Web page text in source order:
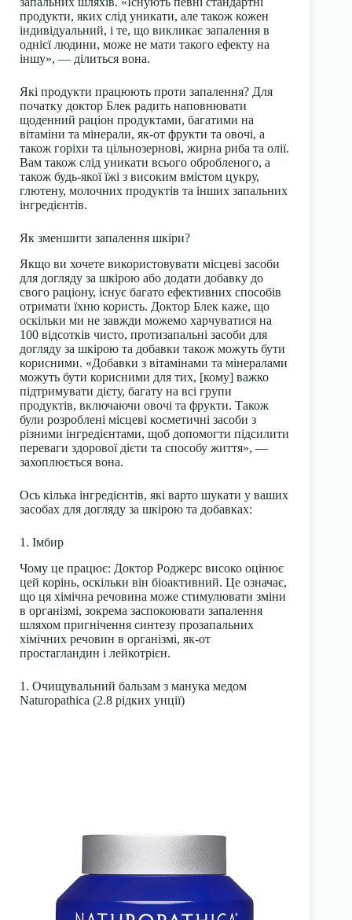
продукти, яких слід уникати, але також кожен
індивідуальний, і те, що викликає запалення в
однієї людини, може не мати такого ефекту на
іншу», — ділиться вона.
Які продукти працюють проти запалення? Для
початку доктор Блек радить наповнювати
щоденний раціон продуктами, багатими на
вітаміни та мінерали, як-от фрукти та овочі, а
також горіхи та цільнозернові, жирна риба та олії.
Вам також слід уникати всього обробленого, а
також будь-якої їжі з високим вмістом цукру,
глютену, молочних продуктів та інших запальних
інгредієнтів.
Як зменшити запалення шкіри?
Якщо ви хочете використовувати місцеві засоби
для догляду за шкірою або додати добавку до
свого раціону, існує багато ефективних способів
отримати їхню користь. Доктор Блек каже, що
оскільки ми не завжди можемо харчуватися на
100 відсотків чисто, протизапальні засоби для
догляду за шкірою та добавки також можуть бути
корисними. «Добавки з вітамінами та мінералами
можуть бути корисними для тих, [кому] важко
підтримувати дієту, багату на всі групи
продуктів, включаючи овочі та фрукти. Також
були розроблені місцеві косметичні засоби з
різними інгредієнтами, щоб допомогти підсилити
переваги здорової дієти та способу життя», —
захоплюється вона.
Ось кілька інгредієнтів, які варто шукати у ваших
засобах для догляду за шкірою та добавках:
1. Імбир
Чому це працює: Доктор Роджерс високо оцінює
цей корінь, оскільки він біоактивний. Це означає,
що ця хімічна речовина може стимулювати зміни
в організмі, зокрема заспокоювати запалення
шляхом пригнічення синтезу прозапальних
хімічних речовин в організмі, як-от
простагландин і лейкотрієн.
1. Очищувальний бальзам з манука медом
Naturopathica (2.8 рідких унції)